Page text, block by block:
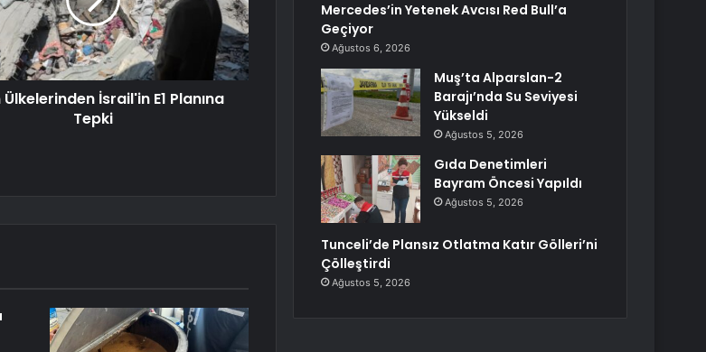
İsrail'in E1 Planına
Tepki
Mercedes’in Yetenek Avcısı Red Bull’a
Geçiyor
Ağustos 6, 2026
Muş’ta Alparslan-2
Barajı’nda Su Seviyesi
Yükseldi
Ağustos 5, 2026
Gıda Denetimleri
Bayram Öncesi Yapıldı
Ağustos 5, 2026
Tunceli’de Plansız Otlatma Katır Gölleri’ni
Çölleştirdi
Ağustos 5, 2026